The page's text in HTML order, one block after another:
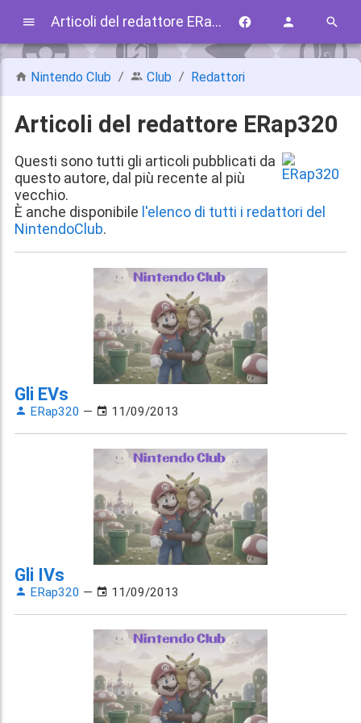
Articoli del redattore ERap320
Nintendo Club Club Redattori
Articoli del redattore ERap320
Questi sono tutti gli articoli pubblicati da
questo autore, dal più recente al più
vecchio.
È anche disponibile l'elenco di tutti i redattori del
NintendoClub.
Gli EVs
ERap320 — 11/09/2013
Gli IVs
ERap320 — 11/09/2013